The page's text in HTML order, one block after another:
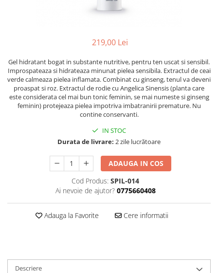
219,00 Lei
Gel hidratant bogat in substante nutritive, pentru ten uscat si sensibil.
Improspateaza si hidrateaza minunat pielea sensibila. Extractul de ceai
verde calmeaza pielea inflamata. Combinat cu ginseng, tenul va deveni
proaspat si roz. Extractul de rodie cu Angelica Sinensis (planta care
este considerata cel mai bun tonic feminin, se mai numeste si ginseng
feminin) protejeaza pielea impotriva imbatranirii premature. Nu
contine conservanti.
IN STOC
Durata de livrare: 2 zile lucrătoare
ADAUGA IN COS
Cod Produs: SPIL-014
Ai nevoie de ajutor? 0775660408
Adauga la Favorite Cere informatii
Descriere